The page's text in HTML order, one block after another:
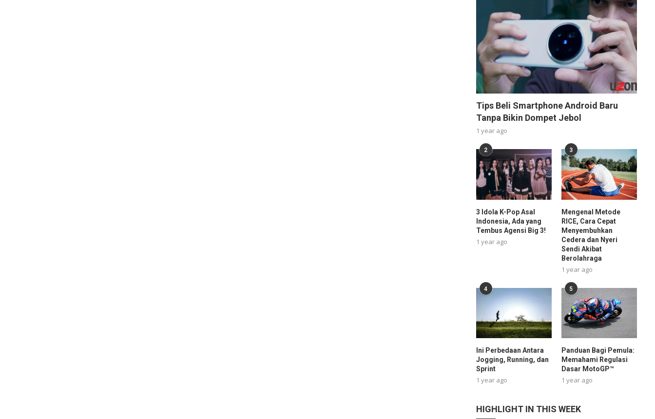
Tips Beli Smartphone Android Baru
Tanpa Bikin Dompet Jebol
1 year ago
2
3 Idola K-Pop Asal
Indonesia, Ada yang
Tembus Agensi Big 3!
1 year ago
3
Mengenal Metode
RICE, Cara Cepat
Menyembuhkan
Cedera dan Nyeri
Sendi Akibat
Berolahraga
1 year ago
4
Ini Perbedaan Antara
Jogging, Running, dan
Sprint
1 year ago
5
Panduan Bagi Pemula:
Memahami Regulasi
Dasar MotoGP™
1 year ago
HIGHLIGHT IN THIS WEEK